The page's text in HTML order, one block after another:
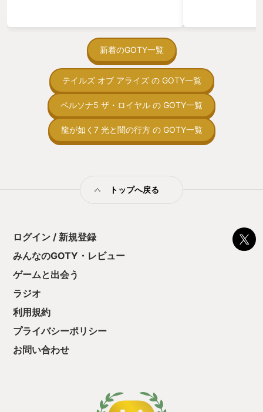
ね！これね、もう神（語彙力低下）。ボ
ーカルの人が現役僧侶という納得感の強
い歌で、常にプレイを前に進められまし
た。 このゲームにおけるBGMって、ガ
リカという妖精がかけてくれる魔法の作
用で主人公だけが聞こえるという設定な
んだけど、ガリカがね、めっちゃいいこ
と言うんですよ。「音楽は原初の魔
法」。めっちゃエモくないですか？だっ
て原始人たちだって言葉というメディア
が未発達だった時から、手をたたいて、
セリフです。そう、音楽ってね、魔法な
んです。 【まとめ】 このゲームは100人
あります。
トコンベアの配
ん！このゲーム
向けか？という
の印象。 しかし
止する設定を有
の仕組みの理解
満足できるまで
る！これにより
ちゃうじゃぁん
っと試すだけだ
て、クリアしち
新着のGOTY一覧
テイルズ オブ アライズ の GOTY一覧
ペルソナ5 ザ・ロイヤル の GOTY一覧
龍が如く7 光と闇の行方 の GOTY一覧
トップへ戻る
ログイン / 新規登録
みんなのGOTY・レビュー
ゲームと出会う
ラジオ
利用規約
プライバシーポリシー
お問い合わせ